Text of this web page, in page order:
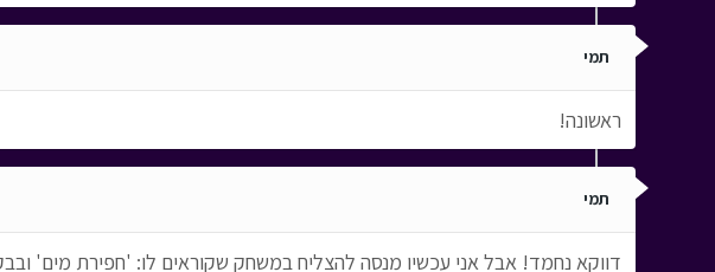
תמי
ראשונה!
תמי